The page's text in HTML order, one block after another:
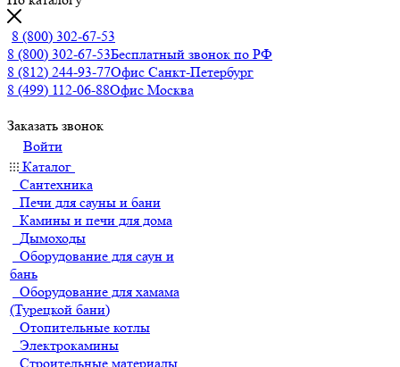
8 (800) 302-67-53
8 (800) 302-67-53Бесплатный звонок по РФ
8 (812) 244-93-77Офис Санкт-Петербург
8 (499) 112-06-88Офис Москва
Заказать звонок
Войти
Каталог
Сантехника
Печи для сауны и бани
Камины и печи для дома
Дымоходы
Оборудование для саун и
бань
Оборудование для хамама
(Турецкой бани)
Отопительные котлы
Электрокамины
Строительные материалы